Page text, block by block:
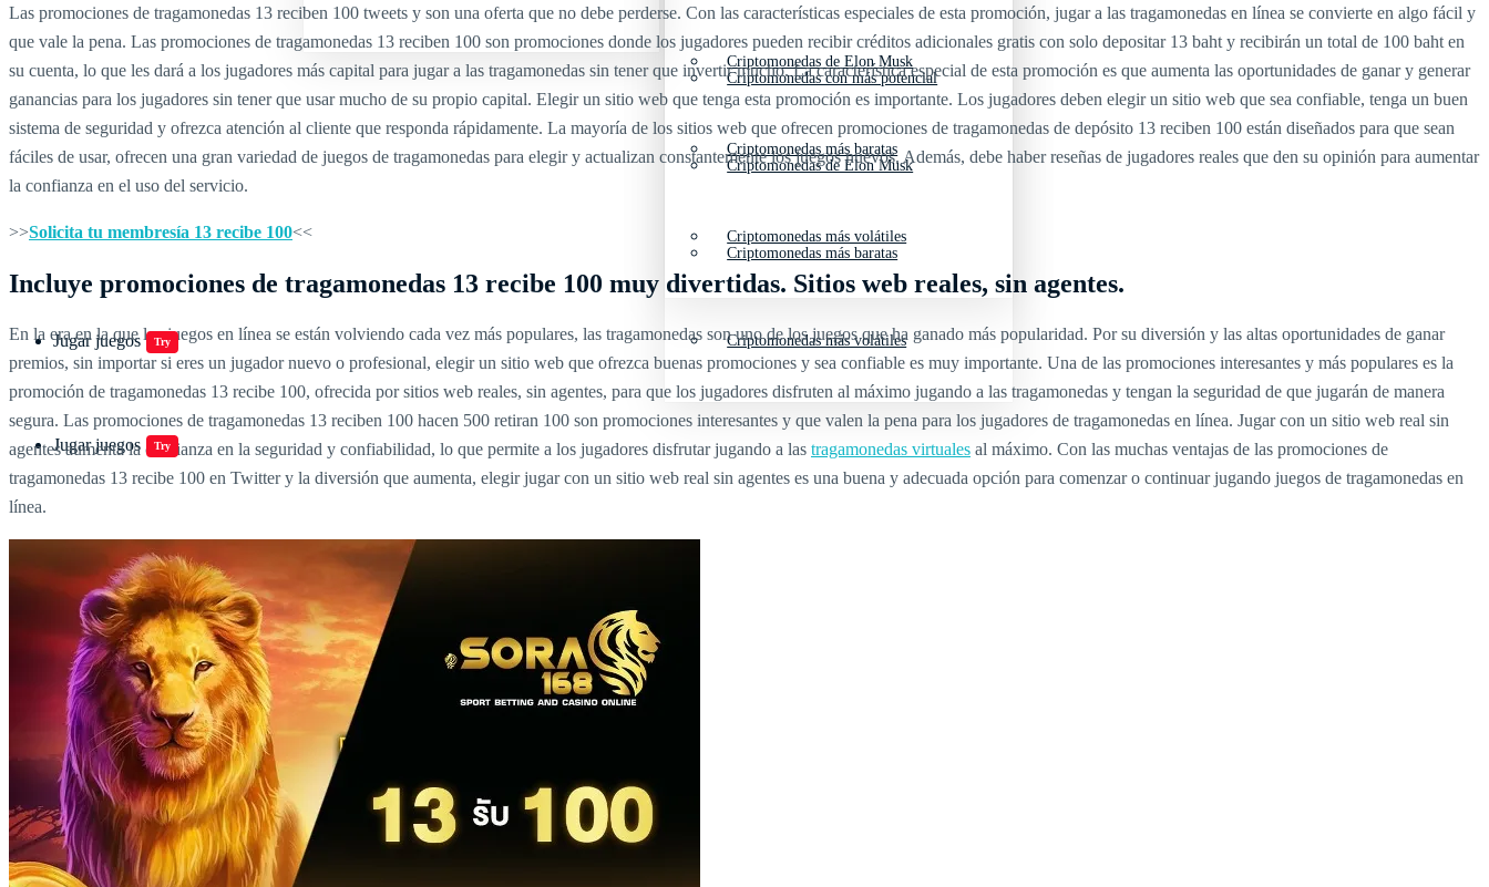
Criptomonedas de Elon Musk
Criptomonedas más baratas
Criptomonedas más volátiles
Jugar juegos Try
Criptomonedas con más potencial
Criptomonedas de Elon Musk
Criptomonedas más baratas
Criptomonedas más volátiles
Jugar juegos Try
Las promociones de tragamonedas 13 reciben 100 tweets y son una oferta que no debe perderse. Con las características especiales de esta promoción, jugar a las tragamonedas en línea se convierte en algo fácil y
que vale la pena. Las promociones de tragamonedas 13 reciben 100 son promociones donde los jugadores pueden recibir créditos adicionales gratis con solo depositar 13 baht y recibirán un total de 100 baht en
su cuenta, lo que les dará a los jugadores más capital para jugar a las tragamonedas sin tener que invertir mucho. La característica especial de esta promoción es que aumenta las oportunidades de ganar y generar
ganancias para los jugadores sin tener que usar mucho de su propio capital. Elegir un sitio web que tenga esta promoción es importante. Los jugadores deben elegir un sitio web que sea confiable, tenga un buen
sistema de seguridad y ofrezca atención al cliente que responda rápidamente. La mayoría de los sitios web que ofrecen promociones de tragamonedas de depósito 13 reciben 100 están diseñados para que sean
fáciles de usar, ofrecen una gran variedad de juegos de tragamonedas para elegir y actualizan constantemente los juegos nuevos. Además, debe haber reseñas de jugadores reales que den su opinión para aumentar
la confianza en el uso del servicio.
>>Solicita tu membresía 13 recibe 100<<
Incluye promociones de tragamonedas 13 recibe 100 muy divertidas. Sitios web reales, sin agentes.
En la era en la que los juegos en línea se están volviendo cada vez más populares, las tragamonedas son uno de los juegos que ha ganado más popularidad. Por su diversión y las altas oportunidades de ganar
premios, sin importar si eres un jugador nuevo o profesional, elegir un sitio web que ofrezca buenas promociones y sea confiable es muy importante. Una de las promociones interesantes y más populares es la
promoción de tragamonedas 13 recibe 100, ofrecida por sitios web reales, sin agentes, para que los jugadores disfruten al máximo jugando a las tragamonedas y tengan la seguridad de que jugarán de manera
segura. Las promociones de tragamonedas 13 reciben 100 hacen 500 retiran 100 son promociones interesantes y que valen la pena para los jugadores de tragamonedas en línea. Jugar con un sitio web real sin
agentes aumenta la confianza en la seguridad y confiabilidad, lo que permite a los jugadores disfrutar jugando a las tragamonedas virtuales al máximo. Con las muchas ventajas de las promociones de
tragamonedas 13 recibe 100 en Twitter y la diversión que aumenta, elegir jugar con un sitio web real sin agentes es una buena y adecuada opción para comenzar o continuar jugando juegos de tragamonedas en
línea.